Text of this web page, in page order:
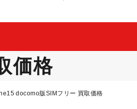
価格
docomo版SIMフリー 買取価格